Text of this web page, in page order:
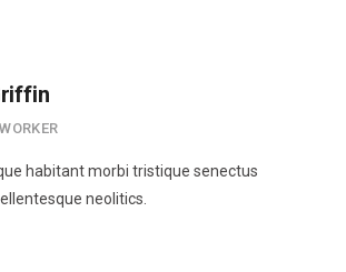
habitant morbi tristique senectus
neolitics.